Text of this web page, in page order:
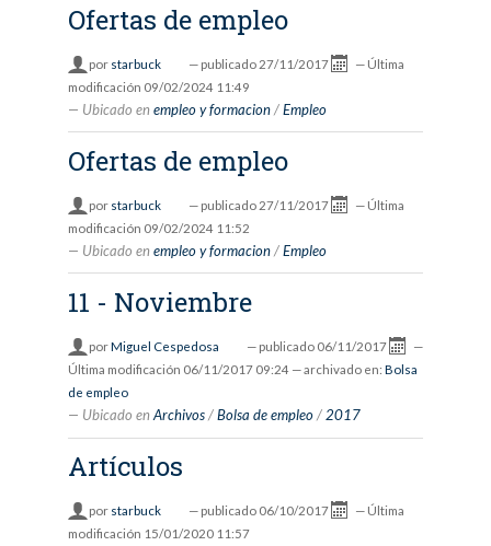
Ofertas de empleo
por starbuck — publicado 27/11/2017 — Última
modificación 09/02/2024 11:49
Ubicado en empleo y formacion /Empleo
Ofertas de empleo
por starbuck — publicado 27/11/2017 — Última
modificación 09/02/2024 11:52
Ubicado en empleo y formacion /Empleo
11 - Noviembre
porMiguel Cespedosa — publicado 06/11/2017
—
Última modificación 06/11/2017 09:24 — archivado en: Bolsa
de empleo
Ubicado en Archivos /Bolsa de empleo / 2017
Artículos
por starbuck — publicado 06/10/2017 — Última
modificación 15/01/2020 11:57